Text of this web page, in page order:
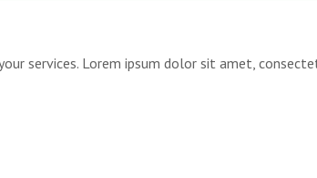
services. Lorem ipsum dolor sit amet,